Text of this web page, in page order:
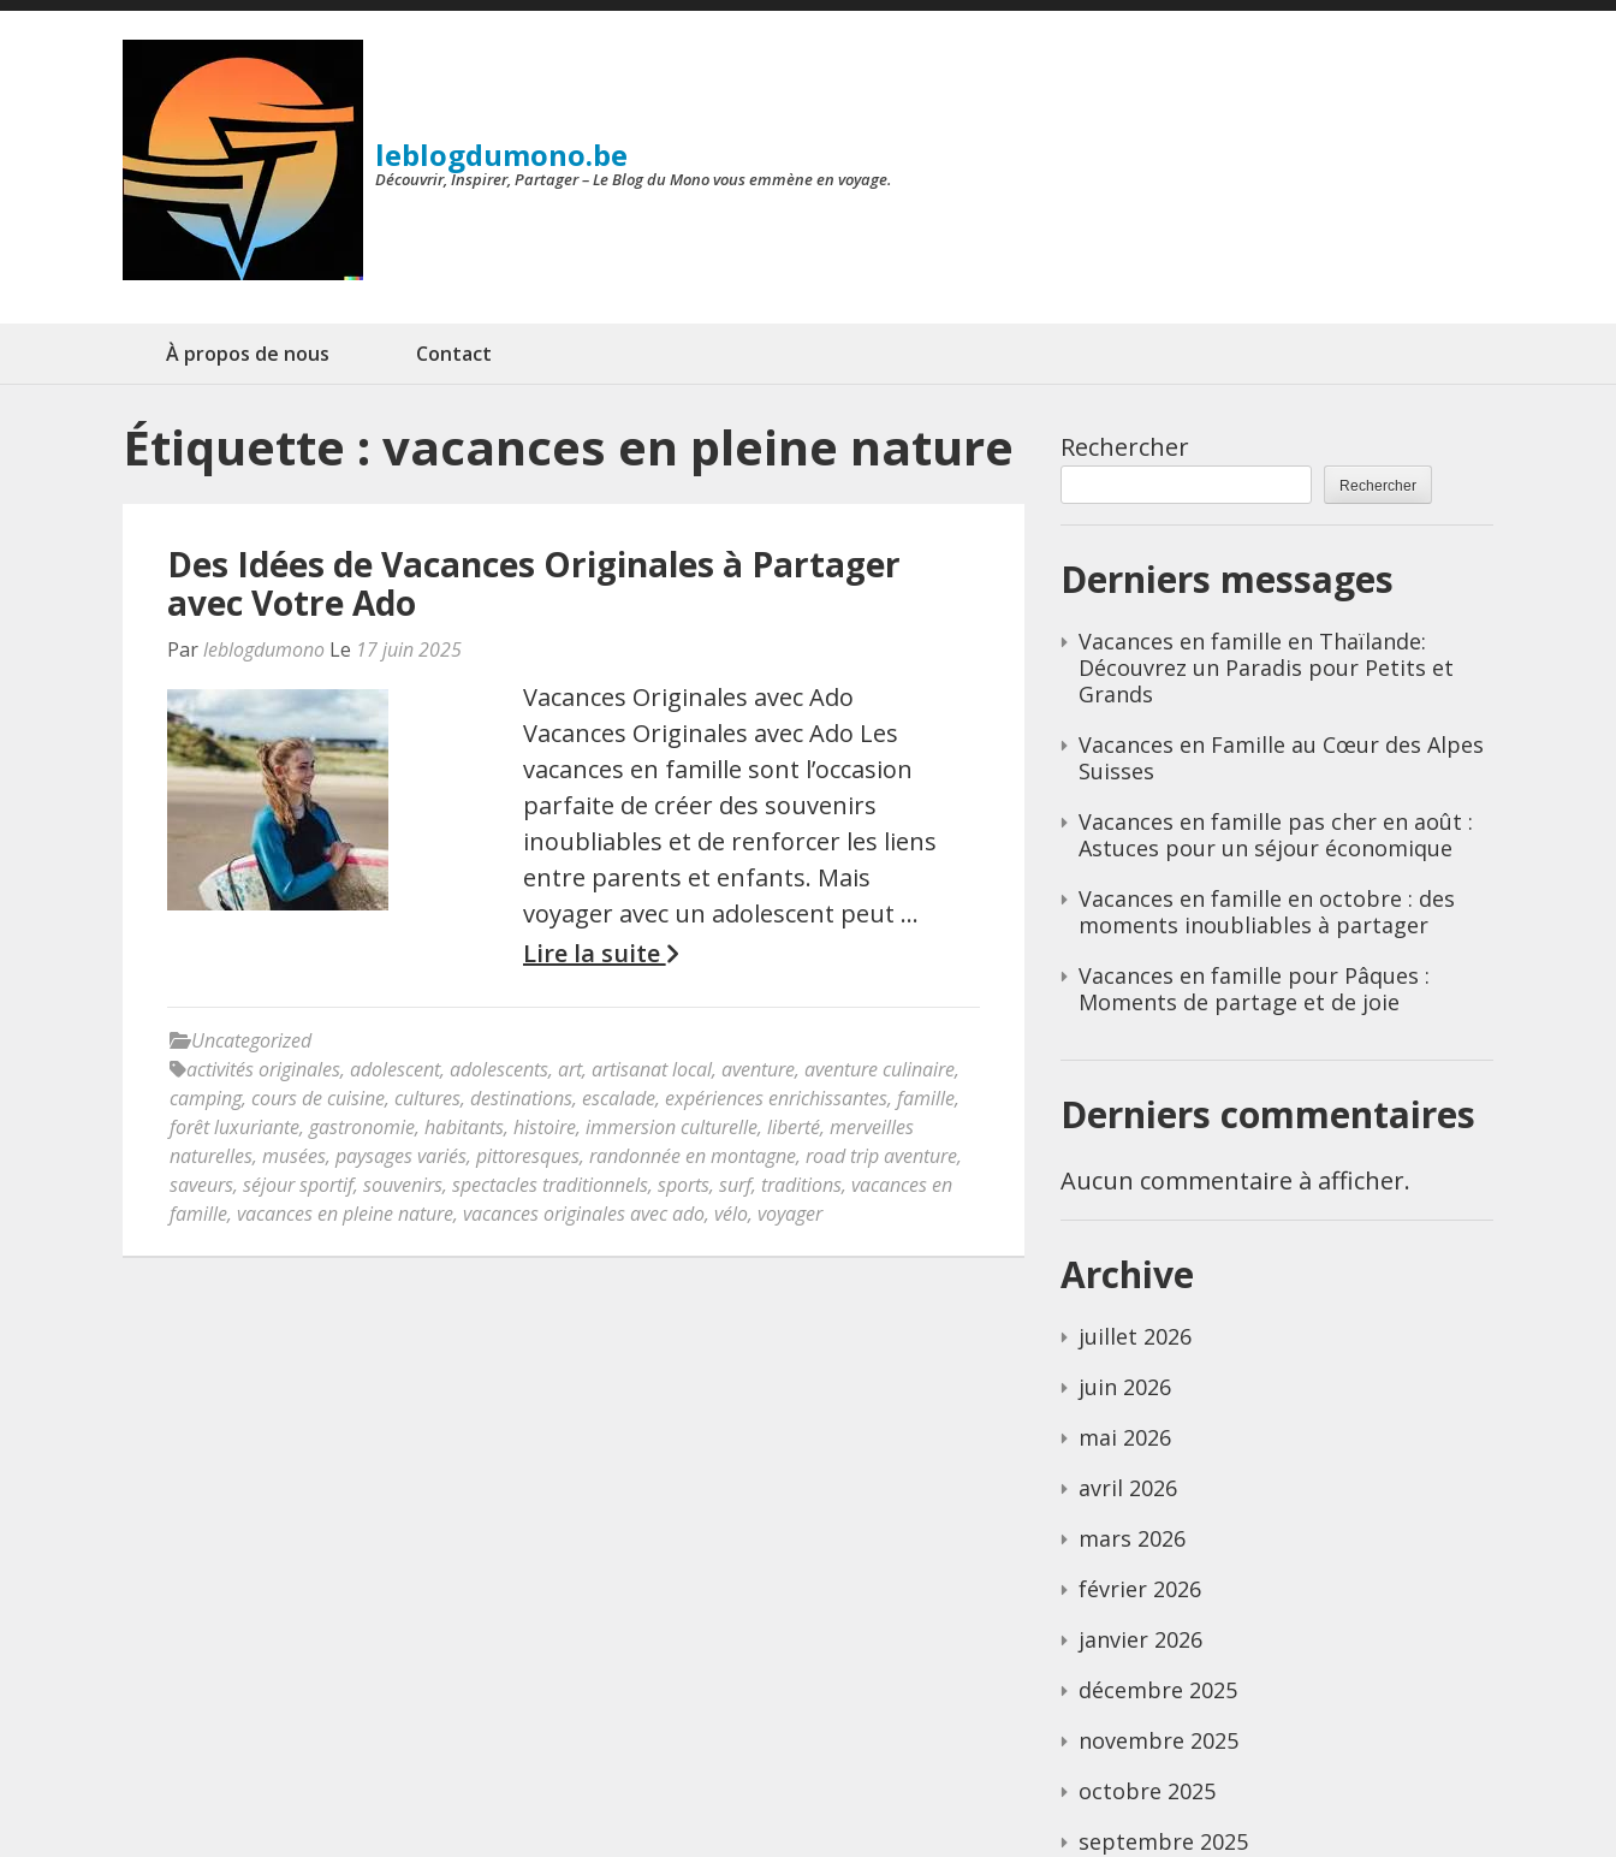
Aller
leblogdumono.be
Découvrir, Inspirer, Partager – Le Blog du Mono vous emmène en voyage.
À propos de nous Contact
Étiquette : vacances en pleine nature
Des Idées de Vacances Originales à Partager
avec Votre Ado
Parleblogdumono Le 17 juin 2025
Vacances Originales avec Ado
Vacances Originales avec Ado Les
vacances en famille sont l’occasion
parfaite de créer des souvenirs
inoubliables et de renforcer les liens
entre parents et enfants. Mais
voyager avec un adolescent peut …
Lire la suite
Uncategorized
activités originales, adolescent, adolescents, art, artisanat local, aventure, aventure culinaire,
camping, cours de cuisine, cultures, destinations, escalade, expériences enrichissantes, famille,
forêt luxuriante, gastronomie, habitants, histoire, immersion culturelle, liberté, merveilles
naturelles, musées, paysages variés, pittoresques, randonnée en montagne, road trip aventure,
saveurs, séjour sportif, souvenirs, spectacles traditionnels, sports, surf, traditions, vacances en
famille, vacances en pleine nature, vacances originales avec ado, vélo, voyager
Rechercher
Rechercher
Derniers messages
Vacances en famille en Thaïlande:
Découvrez un Paradis pour Petits et
Grands
Vacances en Famille au Cœur des Alpes
Suisses
Vacances en famille pas cher en août :
Astuces pour un séjour économique
Vacances en famille en octobre : des
moments inoubliables à partager
Vacances en famille pour Pâques :
Moments de partage et de joie
Derniers commentaires
Aucun commentaire à afficher.
Archive
juillet 2026
juin 2026
mai 2026
avril 2026
mars 2026
février 2026
janvier 2026
décembre 2025
novembre 2025
octobre 2025
septembre 2025